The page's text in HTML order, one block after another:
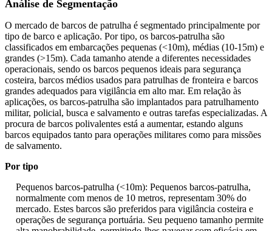
Análise de Segmentação
O mercado de barcos de patrulha é segmentado principalmente por
tipo de barco e aplicação. Por tipo, os barcos-patrulha são
classificados em embarcações pequenas (<10m), médias (10-15m) e
grandes (>15m). Cada tamanho atende a diferentes necessidades
operacionais, sendo os barcos pequenos ideais para segurança
costeira, barcos médios usados ​​para patrulhas de fronteira e barcos
grandes adequados para vigilância em alto mar. Em relação às
aplicações, os barcos-patrulha são implantados para patrulhamento
militar, policial, busca e salvamento e outras tarefas especializadas. A
procura de barcos polivalentes está a aumentar, estando alguns
barcos equipados tanto para operações militares como para missões
de salvamento.
Por tipo
Pequenos barcos-patrulha (<10m): Pequenos barcos-patrulha,
normalmente com menos de 10 metros, representam 30% do
mercado. Estes barcos são preferidos para vigilância costeira e
operações de segurança portuária. Seu pequeno tamanho permite